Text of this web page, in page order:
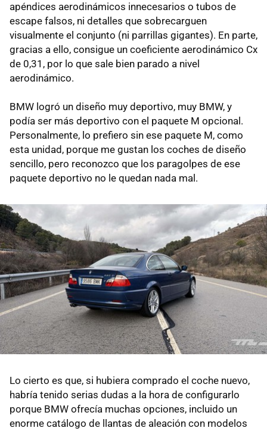
apéndices aerodinámicos innecesarios o tubos de
escape falsos, ni detalles que sobrecarguen
visualmente el conjunto (ni parrillas gigantes). En parte,
gracias a ello, consigue un coeficiente aerodinámico Cx
de 0,31, por lo que sale bien parado a nivel
aerodinámico.
BMW logró un diseño muy deportivo, muy BMW, y
podía ser más deportivo con el paquete M opcional.
Personalmente, lo prefiero sin ese paquete M, como
esta unidad, porque me gustan los coches de diseño
sencillo, pero reconozco que los paragolpes de ese
paquete deportivo no le quedan nada mal.
Lo cierto es que, si hubiera comprado el coche nuevo,
habría tenido serias dudas a la hora de configurarlo
porque BMW ofrecía muchas opciones, incluido un
enorme catálogo de llantas de aleación con modelos